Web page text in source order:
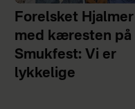
Forelsket Hjalmer
med kæresten på
Smukfest: Vi er
lykkelige